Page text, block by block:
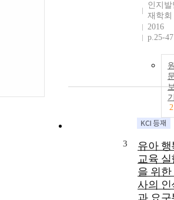
인지
재학회
2016
p.25-47
2
3
유아 행
교육 실
을 위한
사의 인